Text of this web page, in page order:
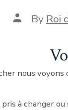
By Roi
nous
à changer ou